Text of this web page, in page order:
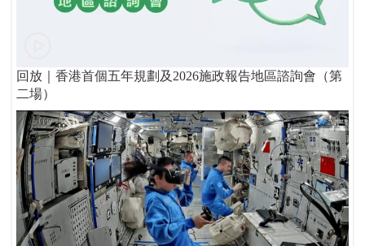
回放｜香港首個五年規劃及2026施政報告地區諮詢會（第
二場）